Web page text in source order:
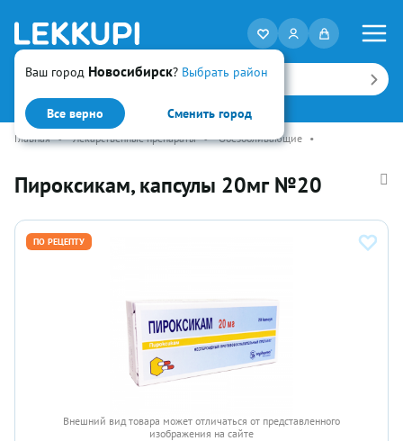
Ваш город Новосибирск? Выбрать район
Все верно Сменить город
Искать
Главная • Лекарственные препараты • Обезболивающие •
Пироксикам, капсулы 20мг №20
ПО РЕЦЕПТУ
Внешний вид товара может отличаться от представленного
изображения на сайте